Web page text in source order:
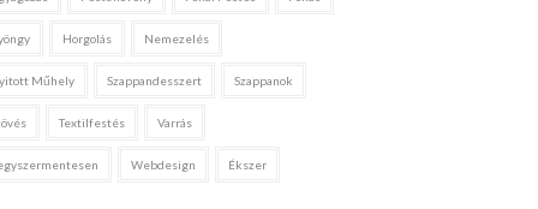
Horgolás Nemezelés
Műhely Szappandesszert Szappanok
Textilfestés Varrás
Webdesign Ékszer